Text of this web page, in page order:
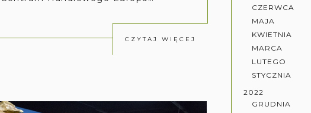
CZYTAJ WIĘCEJ
CZERWCA
MAJA
KWIETNIA
MARCA
LUTEGO
STYCZNIA
2022
GRUDNIA